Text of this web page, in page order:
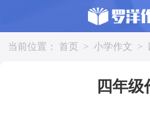
当前位置： 首页 > 小学作文 >
四年级